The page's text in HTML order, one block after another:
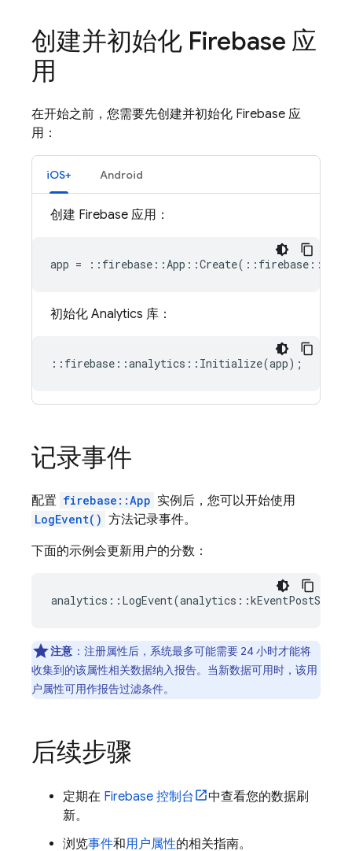
创建并初始化 Firebase 应
用
在开始之前，您需要先创建并初始化 Firebase 应
用：
iOS+ Android
创建 Firebase 应用：
app = :: firebase ::App ::Create( :: firebase ::
初始化 Analytics 库：
:: firebase ::analytics :: Initialize(app);
记录事件
配置 firebase::App 实例后，您可以开始使用
LogEvent() 方法记录事件。
下面的示例会更新用户的分数：
analytics :: LogEvent(analytics ::kEventPostScore
注意 ：注册属性后，系统最多可能需要 24 小时才能将
收集到的该属性相关数据纳入报告。当新数据可用时，该用
户属性可用作报告过滤条件。
后续步骤
定期在 Firebase 控制台
中查看您的数据刷
新。
浏览事件和用户属性的相关指南。